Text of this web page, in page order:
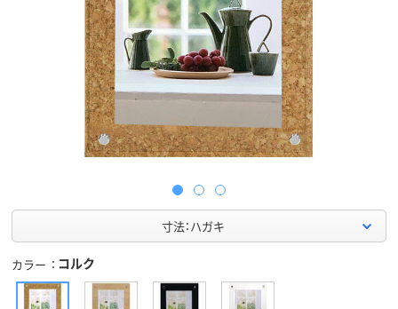
寸法：ハガキ
カラー コルク